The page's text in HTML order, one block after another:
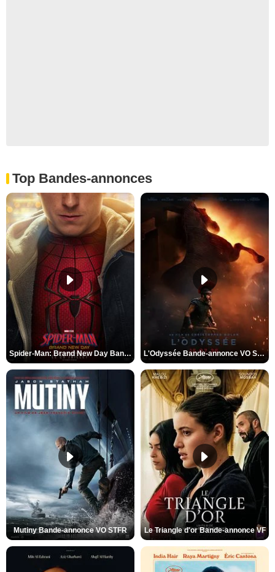
Top Bandes-annonces
Spider-Man: Brand New Day Bande-annonce VO STFR L'Odyssée Bande-annonce VO STFR
Mutiny Bande-annonce VO STFR Le Triangle d'or Bande-annonce VF